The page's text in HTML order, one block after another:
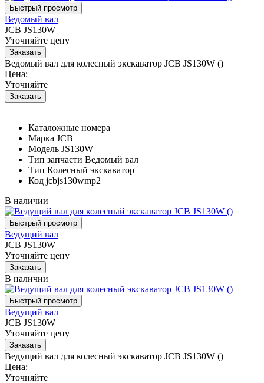
Ведомый вал
JCB JS130W
Уточняйте цену
Ведомый вал для колесный экскаватор JCB JS130W ()
Цена:
Уточняйте
Каталожные номера
Марка JCB
Модель JS130W
Тип запчасти Ведомый вал
Тип Колесный экскаватор
Код jcbjs130wmp2
В наличии
Ведущий вал
JCB JS130W
Уточняйте цену
В наличии
Ведущий вал
JCB JS130W
Уточняйте цену
Ведущий вал для колесный экскаватор JCB JS130W ()
Цена:
Уточняйте